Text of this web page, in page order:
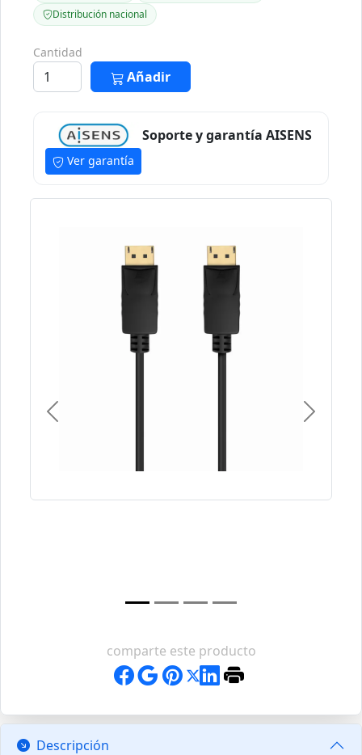
Distribución nacional
Cantidad
Añadir
Soporte y garantía AISENS
Ver garantía
Previous Next
comparte este producto
Descripción